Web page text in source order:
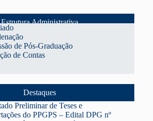
Estrutura Administrativa
de Pós-Graduação
de Contas
Destaques
Preliminar de Teses e
do PPGPS – Edital DPG nº